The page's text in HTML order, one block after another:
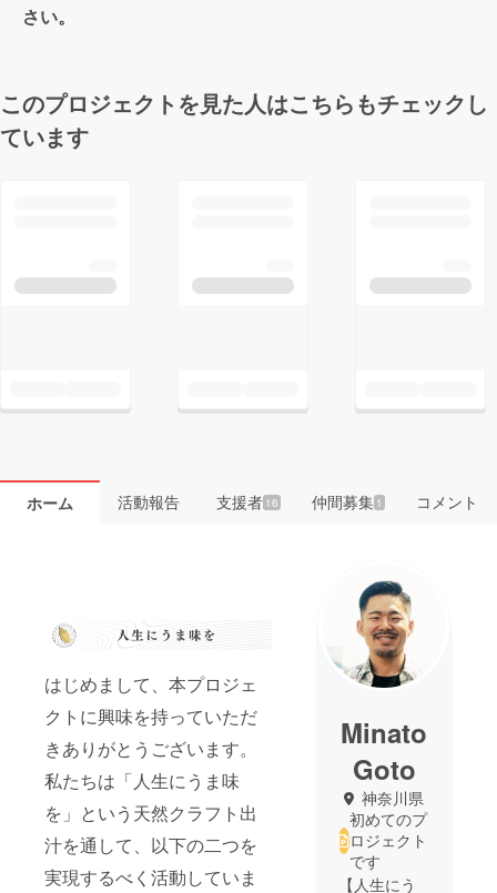
さい。
このプロジェクトを見た人はこちらもチェックし
ています
ホーム 活動報告 支援者 16 仲間募集 1 コメント
はじめまして、本プロジェ
クトに興味を持っていただ
きありがとうございます。
私たちは「人生にうま味
を」という天然クラフト出
汁を通して、以下の二つを
実現するべく活動していま
Minato
Goto
神奈川県
初めてのプ
ロジェクト
です
【人生にう